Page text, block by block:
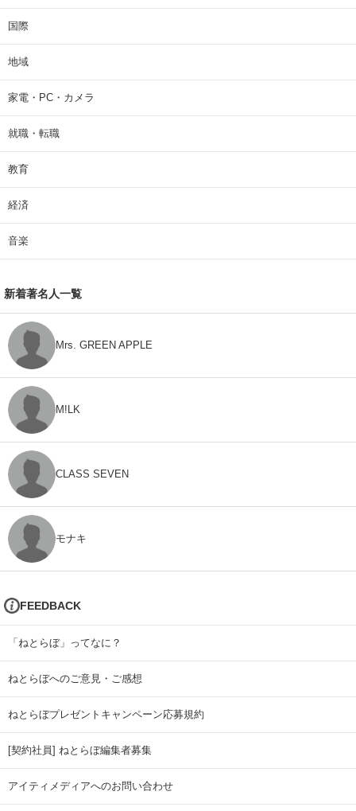
国際
地域
家電・PC・カメラ
就職・転職
教育
経済
音楽
新着著名人一覧
Mrs. GREEN APPLE
M!LK
CLASS SEVEN
モナキ
FEEDBACK
「ねとらぼ」ってなに？
ねとらぼへのご意見・ご感想
ねとらぼプレゼントキャンペーン応募規約
[契約社員] ねとらぼ編集者募集
アイティメディアへのお問い合わせ